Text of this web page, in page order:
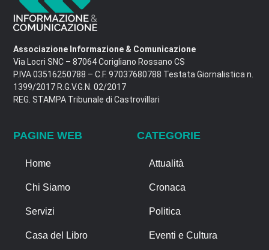
Associazione Informazione & Comunicazione
Via Locri SNC – 87064 Corigliano Rossano CS
P.IVA 03516250788 – C.F. 97037680788 Testata Giornalistica n.
1399/2017 R.G.V.G.N. 02/2017
REG. STAMPA Tribunale di Castrovillari
PAGINE WEB
Home
Chi Siamo
Servizi
Casa del Libro
CATEGORIE
Attualità
Cronaca
Politica
Eventi e Cultura